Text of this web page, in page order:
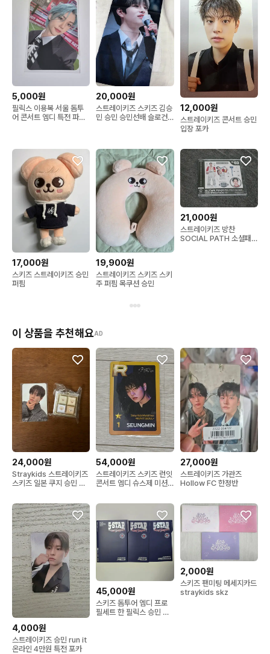
5,000원
필릭스 이용복 서울 돔투
어 콘서트 엠디 특전 파이
20,000원
스트레이키즈 스키즈 김승
민 승민 승민선배 슬로건
12,000원
스트레이키즈 콘서트 승민
입장 포카
17,000원
스키즈 스트레이키즈 승민
퍼핌
19,900원
스트레이키즈 스키즈 스키
주 퍼핌 목쿠션 승민
21,000원
스트레이키즈 방찬
SOCIAL PATH 소셜패스
이 상품을 추천해요AD
24,000원
Straykids 스트레이키즈
스키즈 일본 쿠지 승민 퍼
54,000원
스트레이키즈 스키즈 런잇
콘서트 엠디 슈스제 미션
27,000원
스트레이키즈 가관즈
Hollow FC 한정반
4,000원
스트레이키즈 승민 run it
온라인 4만원 특전 포카
45,000원
스키즈 돔투어 엠디 프로
필세트 한 필릭스 승민 일
2,000원
스키즈 팬미팅 메세지카드
straykids skz